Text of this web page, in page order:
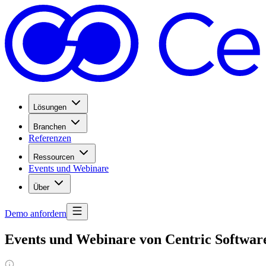
Lösungen
Branchen
Referenzen
Ressourcen
Events und Webinare
Über
Demo anfordern
Events und Webinare von Centric